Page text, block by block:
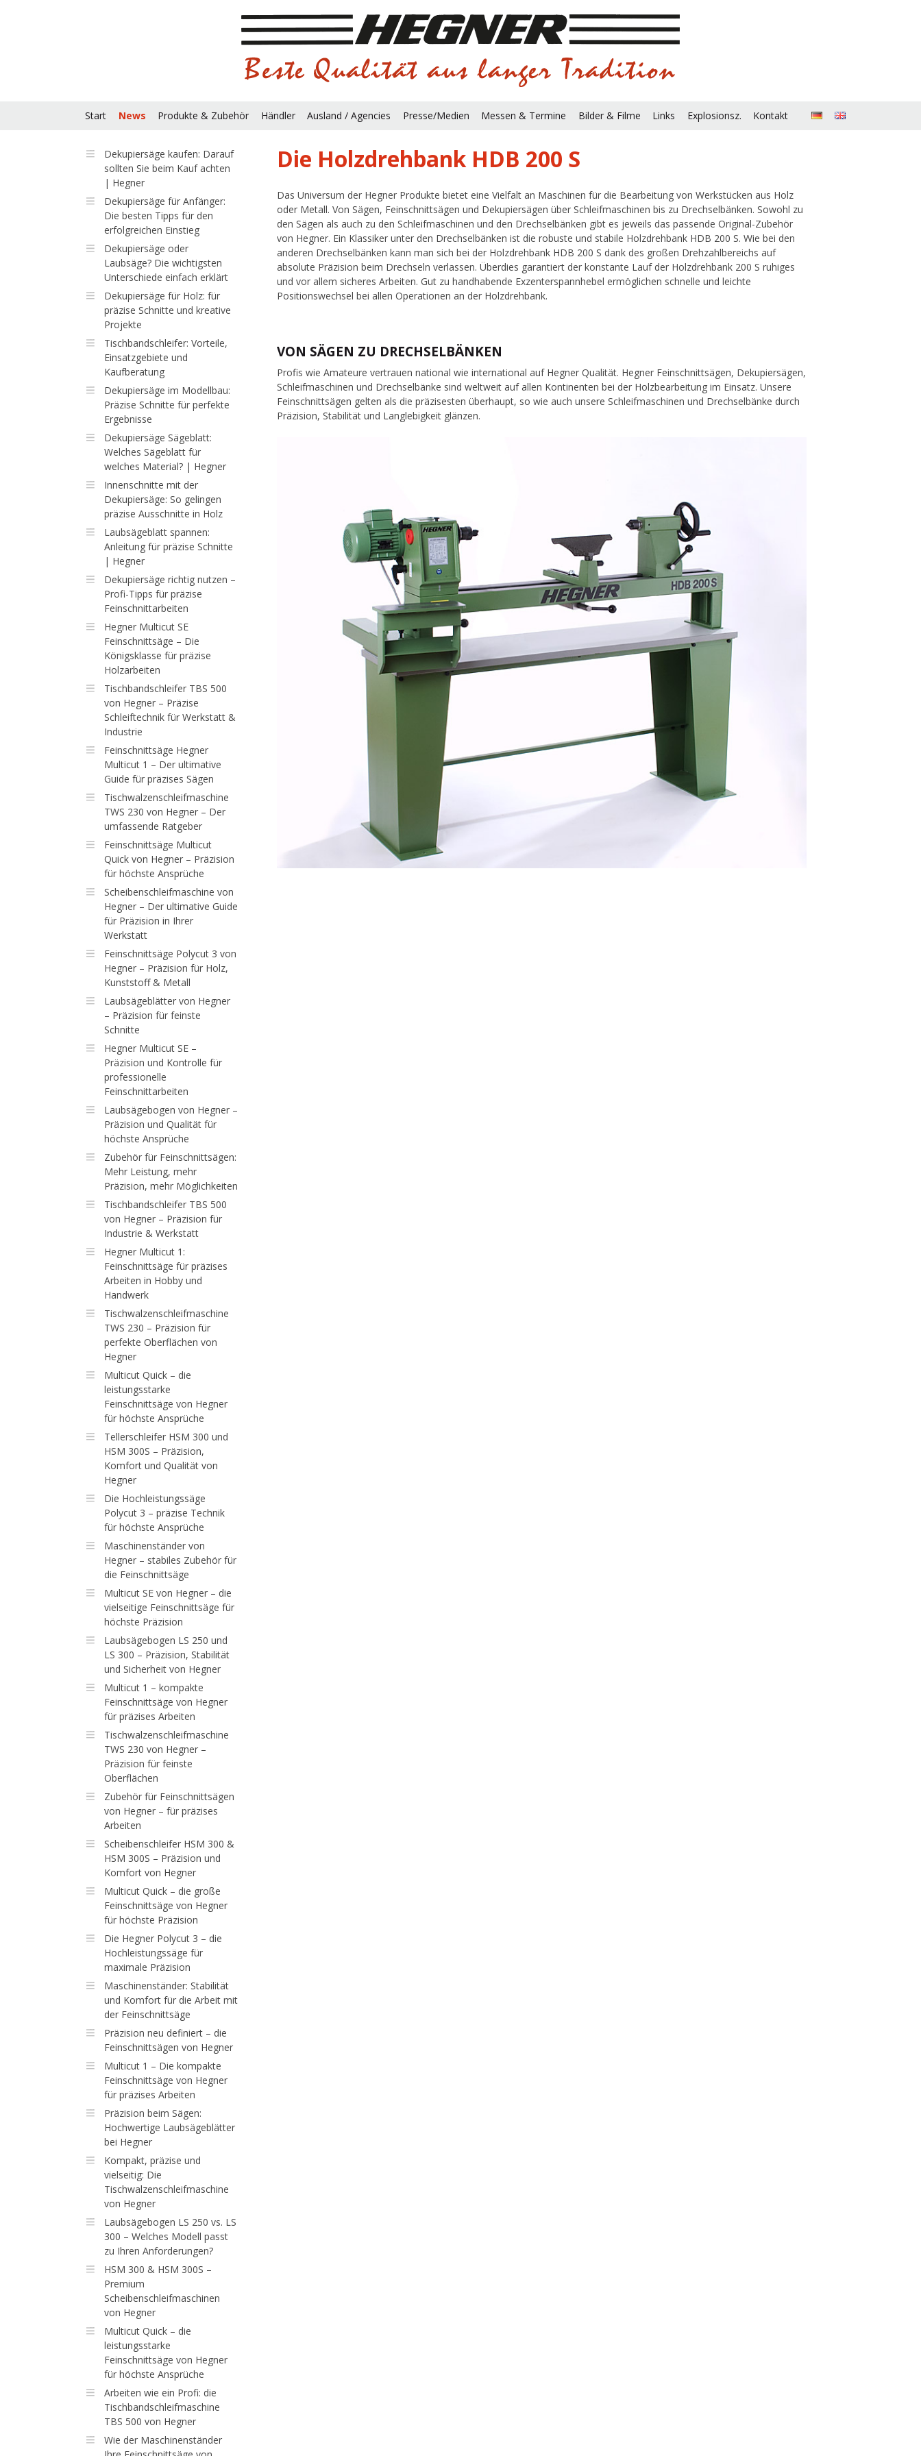
Start News Produkte & Zubehör Händler Ausland / Agencies Presse/Medien Messen & Termine Bilder & Filme Links Explosionsz. Kontakt
Dekupiersäge kaufen: Darauf
sollten Sie beim Kauf achten
| Hegner
Dekupiersäge für Anfänger:
Die besten Tipps für den
erfolgreichen Einstieg
Dekupiersäge oder
Laubsäge? Die wichtigsten
Unterschiede einfach erklärt
Dekupiersäge für Holz: für
präzise Schnitte und kreative
Projekte
Tischbandschleifer: Vorteile,
Einsatzgebiete und
Kaufberatung
Dekupiersäge im Modellbau:
Präzise Schnitte für perfekte
Ergebnisse
Dekupiersäge Sägeblatt:
Welches Sägeblatt für
welches Material? | Hegner
Innenschnitte mit der
Dekupiersäge: So gelingen
präzise Ausschnitte in Holz
Laubsägeblatt spannen:
Anleitung für präzise Schnitte
| Hegner
Dekupiersäge richtig nutzen –
Profi-Tipps für präzise
Feinschnittarbeiten
Hegner Multicut SE
Feinschnittsäge – Die
Königsklasse für präzise
Holzarbeiten
Tischbandschleifer TBS 500
von Hegner – Präzise
Schleiftechnik für Werkstatt &
Industrie
Feinschnittsäge Hegner
Multicut 1 – Der ultimative
Guide für präzises Sägen
Tischwalzenschleifmaschine
TWS 230 von Hegner – Der
umfassende Ratgeber
Feinschnittsäge Multicut
Quick von Hegner – Präzision
für höchste Ansprüche
Scheibenschleifmaschine von
Hegner – Der ultimative Guide
für Präzision in Ihrer
Werkstatt
Feinschnittsäge Polycut 3 von
Hegner – Präzision für Holz,
Kunststoff & Metall
Laubsägeblätter von Hegner
– Präzision für feinste
Schnitte
Hegner Multicut SE –
Präzision und Kontrolle für
professionelle
Feinschnittarbeiten
Laubsägebogen von Hegner –
Präzision und Qualität für
höchste Ansprüche
Zubehör für Feinschnittsägen:
Mehr Leistung, mehr
Präzision, mehr Möglichkeiten
Tischbandschleifer TBS 500
von Hegner – Präzision für
Industrie & Werkstatt
Hegner Multicut 1:
Feinschnittsäge für präzises
Arbeiten in Hobby und
Handwerk
Tischwalzenschleifmaschine
TWS 230 – Präzision für
perfekte Oberflächen von
Hegner
Multicut Quick – die
leistungsstarke
Feinschnittsäge von Hegner
für höchste Ansprüche
Tellerschleifer HSM 300 und
HSM 300S – Präzision,
Komfort und Qualität von
Hegner
Die Hochleistungssäge
Polycut 3 – präzise Technik
für höchste Ansprüche
Maschinenständer von
Hegner – stabiles Zubehör für
die Feinschnittsäge
Multicut SE von Hegner – die
vielseitige Feinschnittsäge für
höchste Präzision
Laubsägebogen LS 250 und
LS 300 – Präzision, Stabilität
und Sicherheit von Hegner
Multicut 1 – kompakte
Feinschnittsäge von Hegner
für präzises Arbeiten
Tischwalzenschleifmaschine
TWS 230 von Hegner –
Präzision für feinste
Oberflächen
Zubehör für Feinschnittsägen
von Hegner – für präzises
Arbeiten
Scheibenschleifer HSM 300 &
HSM 300S – Präzision und
Komfort von Hegner
Multicut Quick – die große
Feinschnittsäge von Hegner
für höchste Präzision
Die Hegner Polycut 3 – die
Hochleistungssäge für
maximale Präzision
Maschinenständer: Stabilität
und Komfort für die Arbeit mit
der Feinschnittsäge
Präzision neu definiert – die
Feinschnittsägen von Hegner
Multicut 1 – Die kompakte
Feinschnittsäge von Hegner
für präzises Arbeiten
Präzision beim Sägen:
Hochwertige Laubsägeblätter
bei Hegner
Kompakt, präzise und
vielseitig: Die
Tischwalzenschleifmaschine
von Hegner
Laubsägebogen LS 250 vs. LS
300 – Welches Modell passt
zu Ihren Anforderungen?
HSM 300 & HSM 300S –
Premium
Scheibenschleifmaschinen
von Hegner
Multicut Quick – die
leistungsstarke
Feinschnittsäge von Hegner
für höchste Ansprüche
Arbeiten wie ein Profi: die
Tischbandschleifmaschine
TBS 500 von Hegner
Wie der Maschinenständer
Die Holzdrehbank HDB 200 S
Das Universum der Hegner Produkte bietet eine Vielfalt an Maschinen für die Bearbeitung von Werkstücken aus Holz
oder Metall. Von Sägen, Feinschnittsägen und Dekupiersägen über Schleifmaschinen bis zu Drechselbänken. Sowohl zu
den Sägen als auch zu den Schleifmaschinen und den Drechselbänken gibt es jeweils das passende Original-Zubehör
von Hegner. Ein Klassiker unter den Drechselbänken ist die robuste und stabile Holzdrehbank HDB 200 S. Wie bei den
anderen Drechselbänken kann man sich bei der Holzdrehbank HDB 200 S dank des großen Drehzahlbereichs auf
absolute Präzision beim Drechseln verlassen. Überdies garantiert der konstante Lauf der Holzdrehbank 200 S ruhiges
und vor allem sicheres Arbeiten. Gut zu handhabende Exzenterspannhebel ermöglichen schnelle und leichte
Positionswechsel bei allen Operationen an der Holzdrehbank.
VON SÄGEN ZU DRECHSELBÄNKEN
Profis wie Amateure vertrauen national wie international auf Hegner Qualität. Hegner Feinschnittsägen, Dekupiersägen,
Schleifmaschinen und Drechselbänke sind weltweit auf allen Kontinenten bei der Holzbearbeitung im Einsatz. Unsere
Feinschnittsägen gelten als die präzisesten überhaupt, so wie auch unsere Schleifmaschinen und Drechselbänke durch
Präzision, Stabilität und Langlebigkeit glänzen.